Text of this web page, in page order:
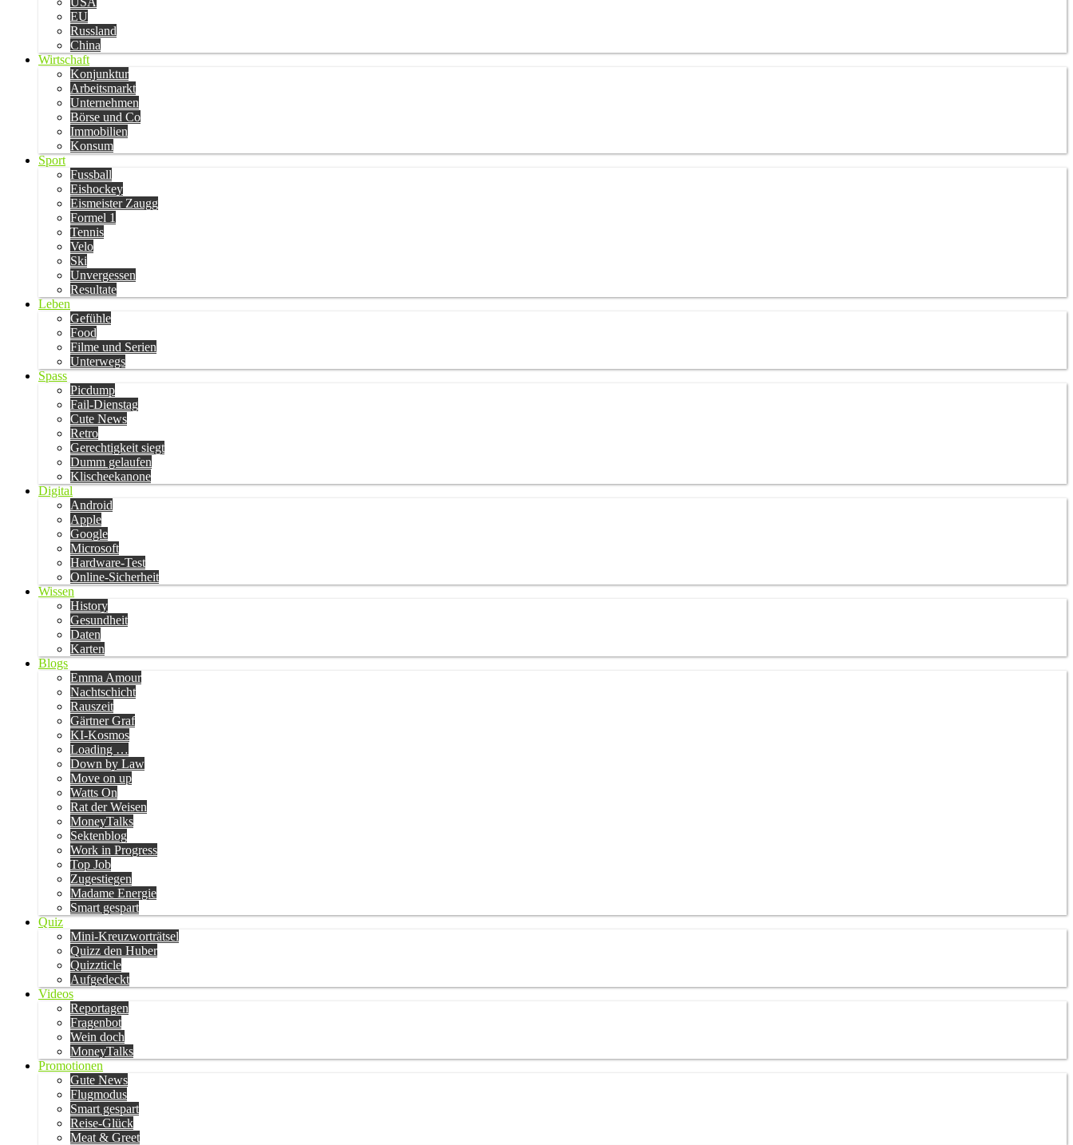
EU
Russland
China
Wirtschaft
Konjunktur
Arbeitsmarkt
Unternehmen
Börse und Co
Immobilien
Konsum
Sport
Fussball
Eishockey
Eismeister Zaugg
Formel 1
Tennis
Velo
Ski
Unvergessen
Resultate
Leben
Gefühle
Food
Filme und Serien
Unterwegs
Spass
Picdump
Fail-Dienstag
Cute News
Retro
Gerechtigkeit siegt
Dumm gelaufen
Klischeekanone
Digital
Android
Apple
Google
Microsoft
Hardware-Test
Online-Sicherheit
Wissen
History
Gesundheit
Daten
Karten
Blogs
Emma Amour
Nachtschicht
Rauszeit
Gärtner Graf
KI-Kosmos
Loading …
Down by Law
Move on up
Watts On
Rat der Weisen
MoneyTalks
Sektenblog
Work in Progress
Top Job
Zugestiegen
Madame Energie
Smart gespart
Quiz
Mini-Kreuzworträtsel
Quizz den Huber
Quizzticle
Aufgedeckt
Videos
Reportagen
Fragenbot
Wein doch
MoneyTalks
Promotionen
Gute News
Flugmodus
Smart gespart
Reise-Glück
Meat & Greet